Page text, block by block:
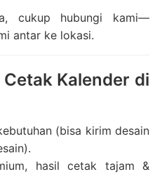
cukup hubungi kami—
antar ke lokasi.
Kalender di
(bisa kirim desain
hasil cetak tajam &